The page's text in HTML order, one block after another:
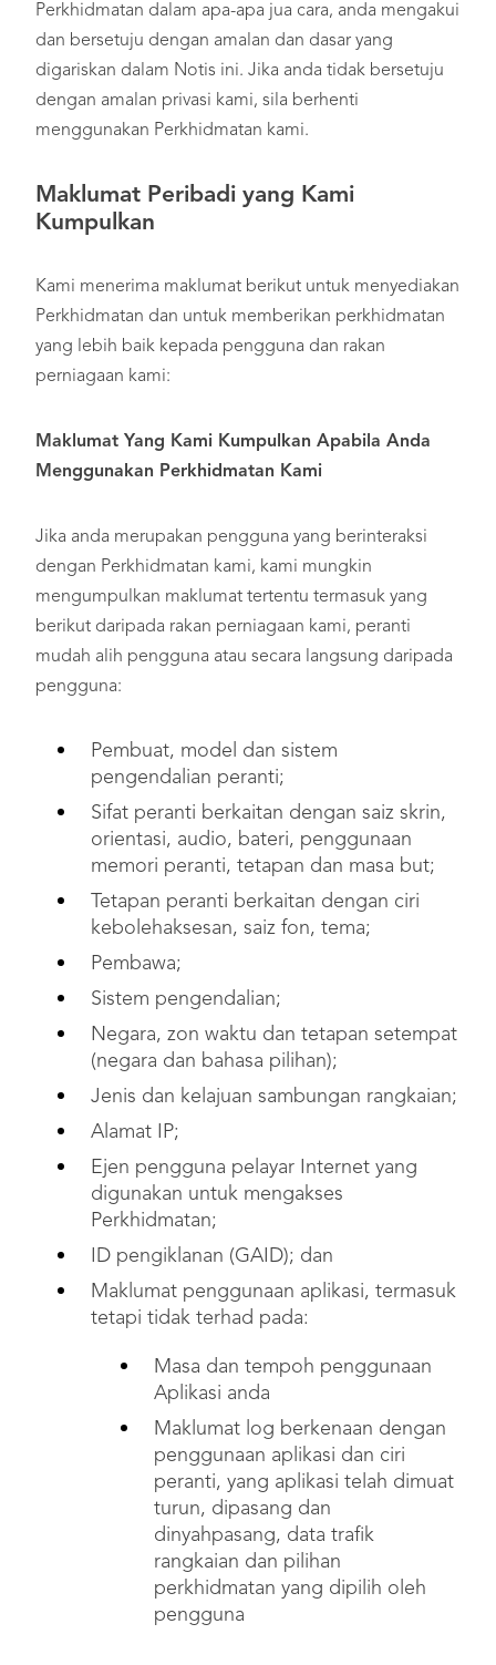
Perkhidmatan dalam apa-apa jua cara, anda mengakui
dan bersetuju dengan amalan dan dasar yang
digariskan dalam Notis ini. Jika anda tidak bersetuju
dengan amalan privasi kami, sila berhenti
menggunakan Perkhidmatan kami.
Maklumat Peribadi yang Kami
Kumpulkan
Kami menerima maklumat berikut untuk menyediakan
Perkhidmatan dan untuk memberikan perkhidmatan
yang lebih baik kepada pengguna dan rakan
perniagaan kami:
Maklumat Yang Kami Kumpulkan Apabila Anda
Menggunakan Perkhidmatan Kami
Jika anda merupakan pengguna yang berinteraksi
dengan Perkhidmatan kami, kami mungkin
mengumpulkan maklumat tertentu termasuk yang
berikut daripada rakan perniagaan kami, peranti
mudah alih pengguna atau secara langsung daripada
pengguna:
Pembuat, model dan sistem
pengendalian peranti;
Sifat peranti berkaitan dengan saiz skrin,
orientasi, audio, bateri, penggunaan
memori peranti, tetapan dan masa but;
Tetapan peranti berkaitan dengan ciri
kebolehaksesan, saiz fon, tema;
Pembawa;
Sistem pengendalian;
Negara, zon waktu dan tetapan setempat
(negara dan bahasa pilihan);
Jenis dan kelajuan sambungan rangkaian;
Alamat IP;
Ejen pengguna pelayar Internet yang
digunakan untuk mengakses
Perkhidmatan;
ID pengiklanan (GAID); dan
Maklumat penggunaan aplikasi, termasuk
tetapi tidak terhad pada:
Masa dan tempoh penggunaan
Aplikasi anda
Maklumat log berkenaan dengan
penggunaan aplikasi dan ciri
peranti, yang aplikasi telah dimuat
turun, dipasang dan
dinyahpasang, data trafik
rangkaian dan pilihan
perkhidmatan yang dipilih oleh
pengguna